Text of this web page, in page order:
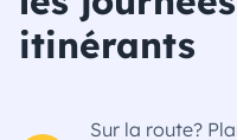
itinérants
Sur la route?